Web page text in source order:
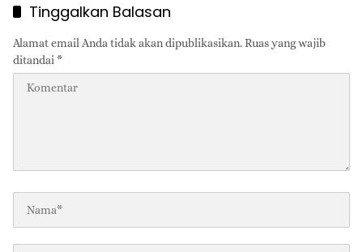
Tinggalkan Balasan
Alamat email Anda tidak akan dipublikasikan.Ruas yang wajib
ditandai *